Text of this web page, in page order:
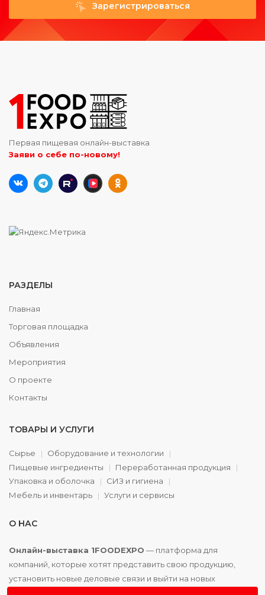
Зарегистрироваться
Первая пищевая онлайн-выставка
Заяви о себе по-новому!
РАЗДЕЛЫ
Главная
Торговая площадка
Объявления
Мероприятия
О проекте
Контакты
ТОВАРЫ И УСЛУГИ
Сырье
Оборудование и технологии
Пищевые ингредиенты
Переработанная продукция
Упаковка и оболочка
СИЗ и гигиена
Мебель и инвентарь
Услуги и сервисы
О НАС
Онлайн-выставка 1FOODEXPO — платформа для
компаний, которые хотят представить свою продукцию,
установить новые деловые связи и выйти на новых